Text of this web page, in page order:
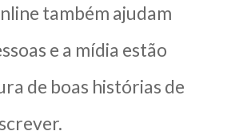
também ajudam
e a mídia estão
de boas histórias de